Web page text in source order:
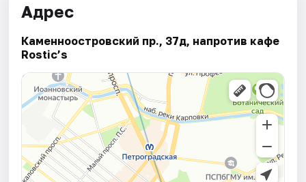
Адрес
Каменноостровский пр., 37д, напротив кафе
Rostic’s